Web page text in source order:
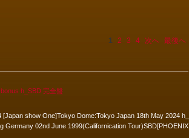
1 2 3 4 次へ 最後へ
h_SBD 完全盤
show One]Tokyo Dome:Tokyo Japan 18th May 2024 h_
Germany 02nd June 1999(Californication Tour)SBD[PHOENIX